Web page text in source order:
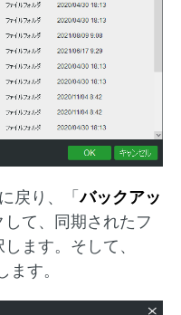
戻り、「バックアッ
て、同期されたフ
ます。そして、
ます。